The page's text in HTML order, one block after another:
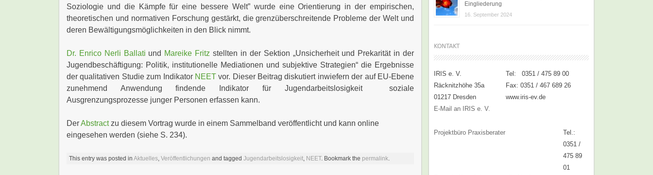
Soziologie und die Kämpfe für eine bessere Welt” wurde eine Orientierung in der empirischen,
theoretischen und normativen Forschung gestärkt, die grenzüberschreitende Probleme der Welt und
deren Bewältigungsmöglichkeiten in den Blick nimmt.
Dr. Enrico Nerli Ballati und Mareike Fritz stellten in der Sektion „Unsicherheitund Prekarität in der
Jugendbeschäftigung: Politik, institutionelle Mediationen und subjektive Strategien“ die Ergebnisse
der qualitativen Studie zum Indikator NEETvor. Dieser Beitrag diskutiert inwiefern der auf EU-Ebene
zunehmend Anwendung findende Indikator für Jugendarbeitslosigkeit soziale
Ausgrenzungsprozesse junger Personen erfassen kann.
DerAbstractzu diesem Vortrag wurde in einem Sammelband veröffentlicht und kann online
eingesehen werden (siehe S. 234).
This entry was posted in Aktuelles, Veröffentlichungen and tagged Jugendarbeitslosigkeit, NEET. Bookmark the permalink.
Eingliederung
16. September 2024
KONTAKT
IRIS e. V.
Tel: 0351 / 475 89 00
Räcknitzhöhe 35a
Fax: 0351 / 467 689 26
01217 Dresden
www.iris-ev.de
E-Mail an IRIS e. V.
Projektbüro Praxisberater
Tel.:
0351 /
475 89
01